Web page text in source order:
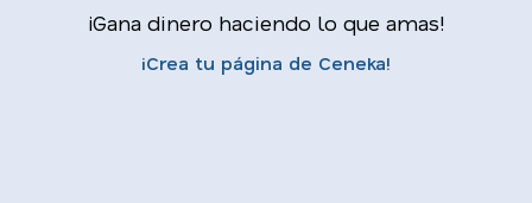
¡Gana dinero haciendo lo que amas!
¡Crea tu página de Ceneka!